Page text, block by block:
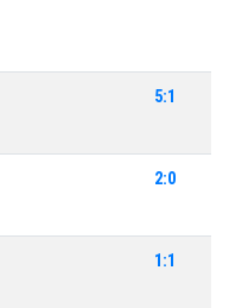
5:1
2:0
1:1